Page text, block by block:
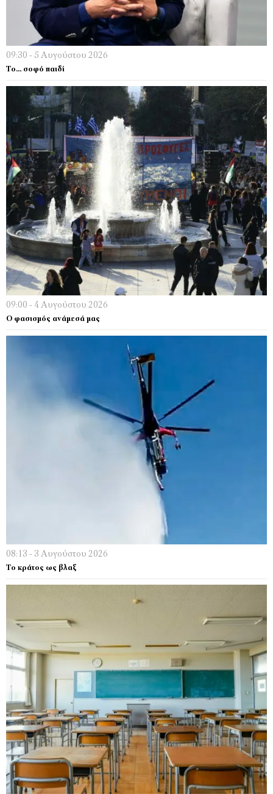
09:30 - 5 Αυγούστου 2026
Το… σοφό παιδί
09:00 - 4 Αυγούστου 2026
Ο φασισμός ανάμεσά μας
08:13 - 3 Αυγούστου 2026
Το κράτος ως βλαξ